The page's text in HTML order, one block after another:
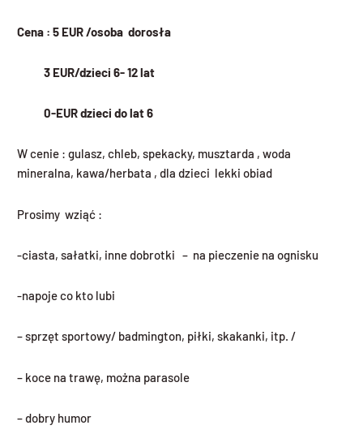
Cena : 5 EUR /osoba dorosła
3 EUR/dzieci 6- 12 lat
0-EUR dzieci do lat 6
W cenie : gulasz, chleb, spekacky, musztarda , woda
mineralna, kawa/herbata , dla dzieci lekki obiad
Prosimy wziąć :
-ciasta, sałatki, inne dobrotki – na pieczenie na ognisku
-napoje co kto lubi
– sprzęt sportowy/ badmington, piłki, skakanki, itp. /
– koce na trawę, można parasole
– dobry humor